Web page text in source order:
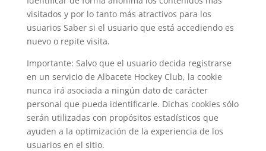
visitados y por lo tanto más atractivos para los
usuarios Saber si el usuario que está accediendo es
nuevo o repite visita.
Importante: Salvo que el usuario decida registrarse
en un servicio de Albacete Hockey Club, la cookie
nunca irá asociada a ningún dato de carácter
personal que pueda identificarle. Dichas cookies sólo
serán utilizadas con propósitos estadísticos que
ayuden a la optimización de la experiencia de los
usuarios en el sitio.